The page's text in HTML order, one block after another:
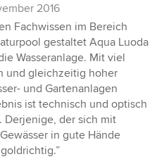
2016
Fachwissen im Bereich
gestaltet Aqua Luoda
Wasseranlage. Mit viel
und gleichzeitig hoher
und Gartenanlagen
ist technisch und optisch
Derjenige, der sich mit
in gute Hände